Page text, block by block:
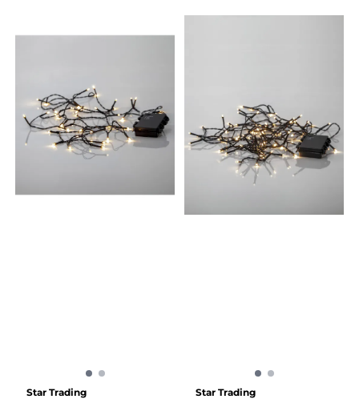
Star Trading Star Trading